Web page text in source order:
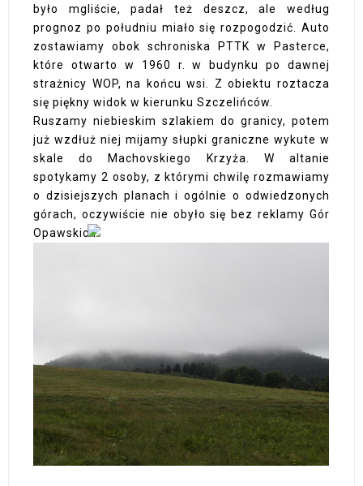
było mgliście, padał też deszcz, ale według
prognoz po południu miało się rozpogodzić. Auto
zostawiamy obok schroniska PTTK w Pasterce,
które otwarto w 1960 r. w budynku po dawnej
strażnicy WOP, na końcu wsi. Z obiektu roztacza
się piękny widok w kierunku Szczelińców.
Ruszamy niebieskim szlakiem do granicy, potem
już wzdłuż niej mijamy słupki graniczne wykute w
skale do Machovskiego Krzyża. W altanie
spotykamy 2 osoby, z którymi chwilę rozmawiamy
o dzisiejszych planach i ogólnie o odwiedzonych
górach, oczywiście nie obyło się bez reklamy Gór
Opawskich